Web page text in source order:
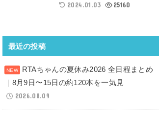
2024.01.03
25160
最近の投稿
RTAちゃんの夏休み2026 全日程まとめ
｜8月9日〜15日の約120本を一気見
2026.08.09